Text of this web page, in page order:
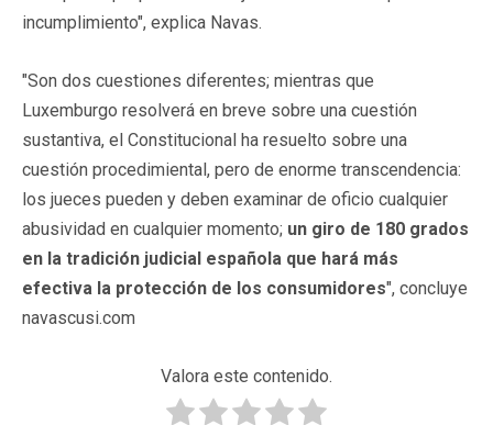
incumplimiento", explica Navas.
"Son dos cuestiones diferentes; mientras que
Luxemburgo resolverá en breve sobre una cuestión
sustantiva, el Constitucional ha resuelto sobre una
cuestión procedimiental, pero de enorme transcendencia:
los jueces pueden y deben examinar de oficio cualquier
abusividad en cualquier momento; un giro de 180 grados
en la tradición judicial española que hará más
efectiva la protección de los consumidores", concluye
navascusi.com
Valora este contenido.